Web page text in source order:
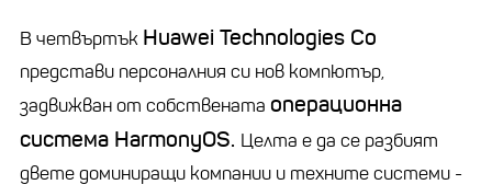
В четвъртък Huawei Technologies Co
представи персоналния си нов компютър,
задвижван от собствената операционна
система HarmonyOS. Целта е да се разбият
двете доминиращи компании и техните системи -